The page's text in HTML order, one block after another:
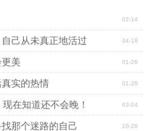
02-14
04-18
己从未真正地活过
01-26
美
01-26
实的热情
03-04
在知道还不会晚！
10-26
那个迷路的自己